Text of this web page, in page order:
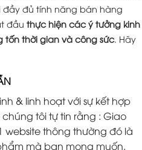
đầy đủ tính năng bán hàng
đầu thực hiện các ý tưởng kinh
tốn thời gian và công sức. Hãy
& linh hoạt với sự kết hợp
chúng tôi tự tin rằng : Giao
thông thường đó là
mà bạn mong muốn.